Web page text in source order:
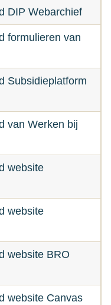
DIP Webarchief
formulieren van
Subsidieplatform
van Werken bij
website
website
website BRO
website Canvas